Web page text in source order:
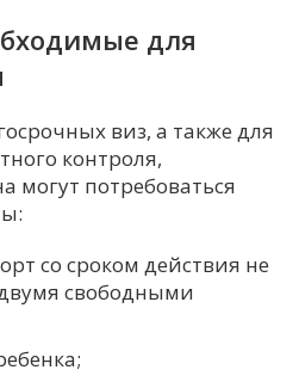
для
виз, а также для
контроля,
могут потребоваться
со сроком действия не
свободными